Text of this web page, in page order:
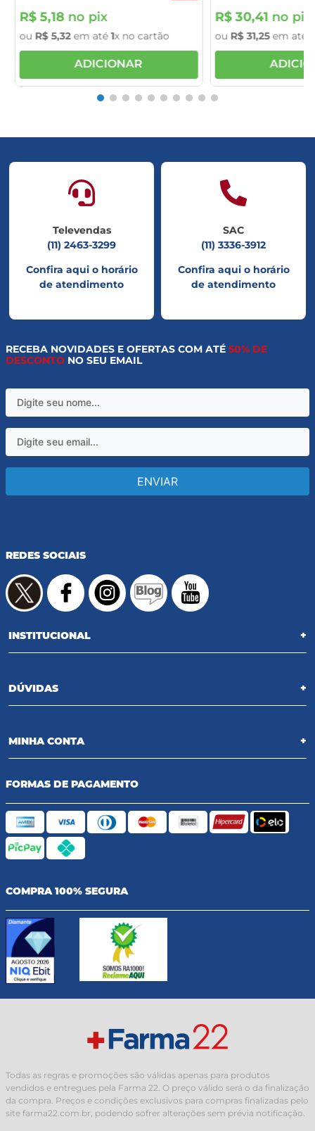
R$ 5,18no pix
ou R$ 5,32em até1x no cartão
ADICIONAR
R$ 30,41 no pix
ou R$ 31,25em até
Televendas
(11) 2463-3299
Confira aqui o horário
de atendimento
SAC
(11) 3336-3912
Confira aqui o horário
de atendimento
RECEBA NOVIDADES E OFERTAS COM ATÉ 50% DE
DESCONTO NO SEU EMAIL
ENVIAR
REDES SOCIAIS
INSTITUCIONAL +
DÚVIDAS +
MINHA CONTA +
FORMAS DE PAGAMENTO
COMPRA 100% SEGURA
Todas as regras e promoções são válidas apenas para produtos
vendidos e entregues pela Farma 22. O preço válido será o da finalização
da compra. Preços e condições exclusivos para compras finalizadas pelo
site farma22.com.br, podendo sofrer alterações sem prévia notificação.